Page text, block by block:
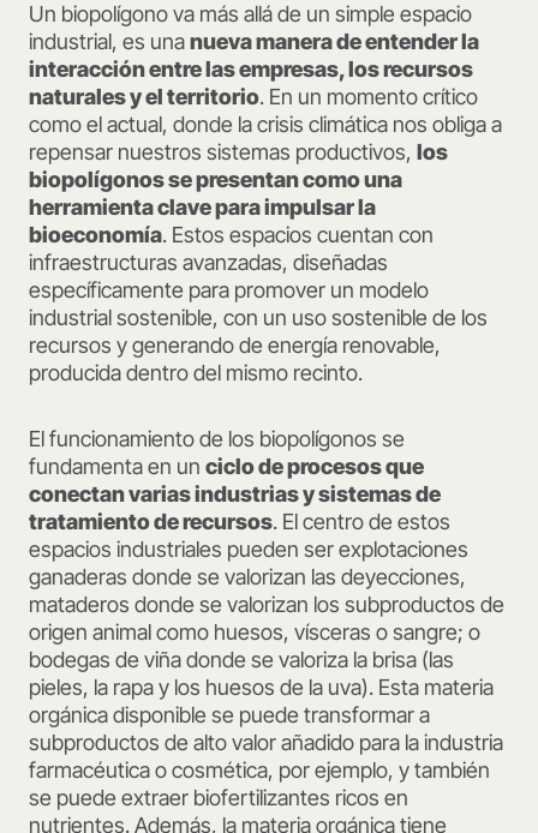
Un biopolígono va más allá de un simple espacio
industrial, es unanueva manera de entender la
interacción entre las empresas, los recursos
naturales y el territorio. En un momento crítico
como el actual, donde la crisis climática nos obliga a
repensar nuestros sistemas productivos, los
biopolígonos se presentan como una
herramienta clave para impulsar la
bioeconomía. Estos espacios cuentan con
infraestructuras avanzadas, diseñadas
específicamente para promover un modelo
industrial sostenible, con un uso sostenible de los
recursos y generando de energía renovable,
producida dentro del mismo recinto.
El funcionamiento de los biopolígonos se
fundamenta en un ciclo de procesos que
conectan varias industrias y sistemas de
tratamiento de recursos. El centro de estos
espacios industriales pueden ser explotaciones
ganaderas donde se valorizan las deyecciones,
mataderos donde se valorizan los subproductos de
origen animal como huesos, vísceras o sangre; o
bodegas de viña donde se valoriza la brisa (las
pieles, la rapa y los huesos de la uva). Esta materia
orgánica disponible se puede transformar a
subproductos de alto valor añadido para la industria
farmacéutica o cosmética, por ejemplo, y también
se puede extraer biofertilizantes ricos en
nutrientes. Además, la materia orgánica tiene